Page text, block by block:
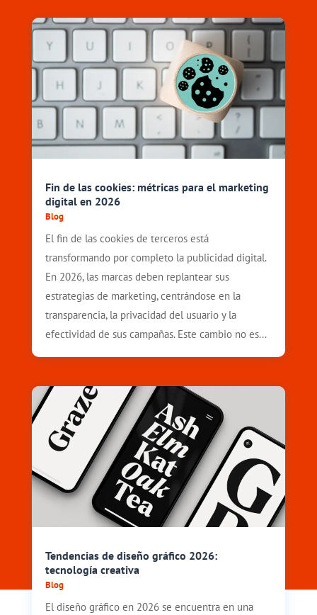
Fin de las cookies: métricas para el marketing
digital en 2026
Blog
El fin de las cookies de terceros está
transformando por completo la publicidad digital.
En 2026, las marcas deben replantear sus
estrategias de marketing, centrándose en la
transparencia, la privacidad del usuario y la
efectividad de sus campañas. Este cambio no es...
Tendencias de diseño gráfico 2026:
tecnología creativa
Blog
El diseño gráfico en 2026 se encuentra en una